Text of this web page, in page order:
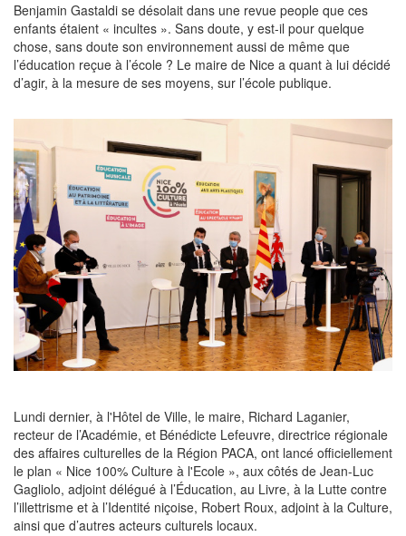
Benjamin Gastaldi se désolait dans une revue people que ces
enfants étaient « incultes ». Sans doute, y est-il pour quelque
chose, sans doute son environnement aussi de même que
l’éducation reçue à l’école ? Le maire de Nice a quant à lui décidé
d’agir, à la mesure de ses moyens, sur l’école publique.
Lundi dernier, à l'Hôtel de Ville, le maire, Richard Laganier,
recteur de l’Académie, et Bénédicte Lefeuvre, directrice régionale
des affaires culturelles de la Région PACA, ont lancé officiellement
le plan « Nice 100% Culture à l'Ecole », aux côtés de Jean-Luc
Gagliolo, adjoint délégué à l’Éducation, au Livre, à la Lutte contre
l’illettrisme et à l’Identité niçoise, Robert Roux, adjoint à la Culture,
ainsi que d’autres acteurs culturels locaux.